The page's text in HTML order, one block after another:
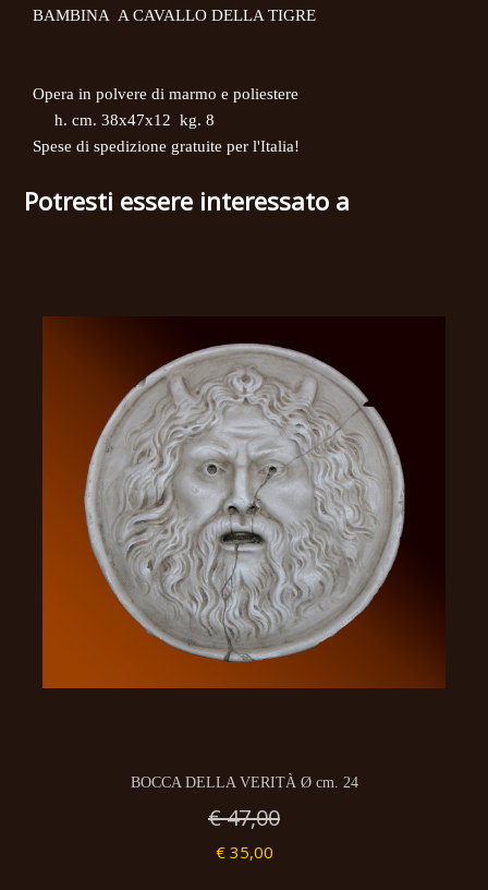
BAMBINA A CAVALLO DELLA TIGRE
Opera in polvere di marmo e poliestere
h. cm. 38x47x12 kg. 8
Spese di spedizione gratuite per l'Italia!
Potresti essere interessato a
BOCCA DELLA VERITÀ Ø cm. 24
€ 47,00
€ 35,00